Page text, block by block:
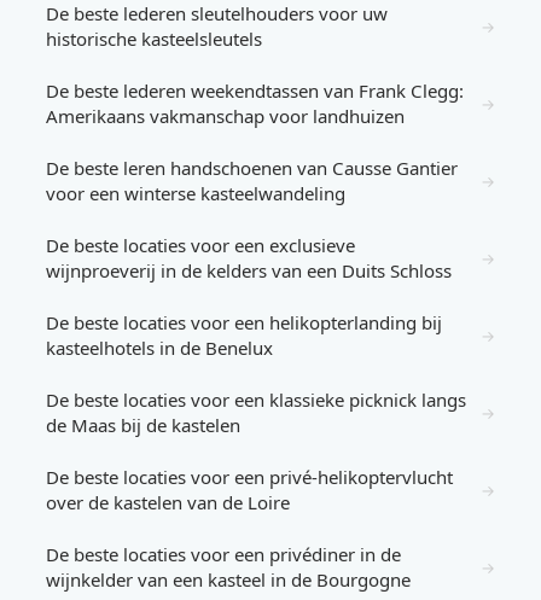
De beste lederen sleutelhouders voor uw
historische kasteelsleutels
→
De beste lederen weekendtassen van Frank Clegg:
Amerikaans vakmanschap voor landhuizen
→
De beste leren handschoenen van Causse Gantier
voor een winterse kasteelwandeling
→
De beste locaties voor een exclusieve
wijnproeverij in de kelders van een Duits Schloss
→
De beste locaties voor een helikopterlanding bij
kasteelhotels in de Benelux
→
De beste locaties voor een klassieke picknick langs
de Maas bij de kastelen
→
De beste locaties voor een privé-helikoptervlucht
over de kastelen van de Loire
→
De beste locaties voor een privédiner in de
wijnkelder van een kasteel in de Bourgogne
→